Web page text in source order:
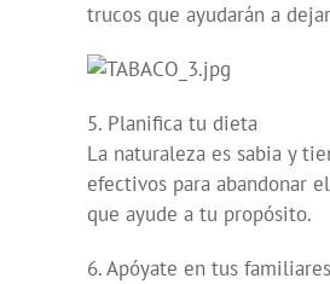
trucos que ayudarán a
5. Planifica tu dieta
La naturaleza es sabia y
efectivos para abandonar
que ayude a tu propósito.
6. Apóyate en tus